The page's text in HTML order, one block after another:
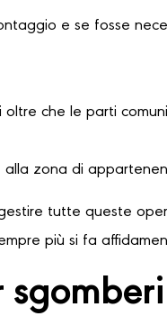
e se fosse
che le parti
zona di
tutte queste
più si fa